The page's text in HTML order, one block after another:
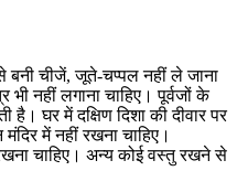
बनी चीजें, जूते-चप्पल नहीं ले जाना
नहीं लगाना चाहिए। पूर्वजों के
है। घर में दक्षिण दिशा की दीवार पर
में नहीं रखना चाहिए।
चाहिए। अन्य कोई वस्तु रखने से